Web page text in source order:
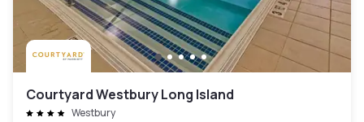
Courtyard Westbury Long Island
Westbury